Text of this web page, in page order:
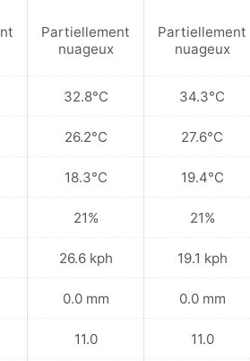
Partiellement
nuageux
32.8°C
26.2°C
18.3°C
21%
26.6 kph
0.0 mm
11.0
Partiellement
nuageux
34.3°C
27.6°C
19.4°C
21%
19.1 kph
0.0 mm
11.0